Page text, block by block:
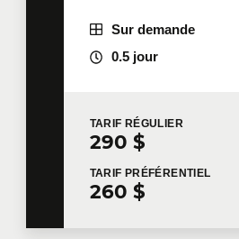
Sur demande
0.5 jour
TARIF RÉGULIER
290 $
TARIF PRÉFÉRENTIEL
260 $